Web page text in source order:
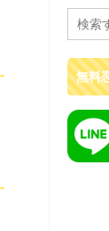
無料